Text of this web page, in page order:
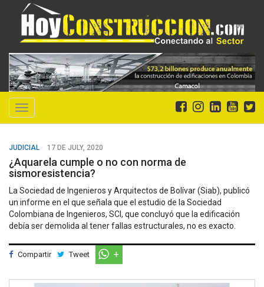
Toggle
navigation
JUDICIAL 17 DE JULY, 2020
¿Aquarela cumple o no con norma de
sismoresistencia?
La Sociedad de Ingenieros y Arquitectos de Bolívar (Siab), publicó
un informe en el que señala que el estudio de la Sociedad
Colombiana de Ingenieros, SCI, que concluyó que la edificación
debía ser demolida al tener fallas estructurales, no es exacto.
Compartir Tweet